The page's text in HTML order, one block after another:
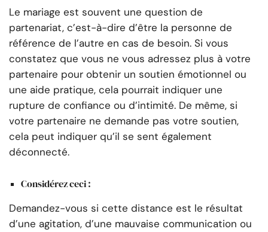
Le mariage est souvent une question de
partenariat, c’est-à-dire d’être la personne de
référence de l’autre en cas de besoin. Si vous
constatez que vous ne vous adressez plus à votre
partenaire pour obtenir un soutien émotionnel ou
une aide pratique, cela pourrait indiquer une
rupture de confiance ou d’intimité. De même, si
votre partenaire ne demande pas votre soutien,
cela peut indiquer qu’il se sent également
déconnecté.
Considérez ceci :
Demandez-vous si cette distance est le résultat
d’une agitation, d’une mauvaise communication ou